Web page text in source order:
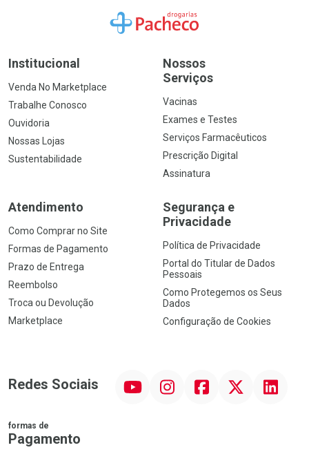
Ir para a Home
Institucional
Venda No Marketplace
Trabalhe Conosco
Ouvidoria
Nossas Lojas
Sustentabilidade
Nossos
Serviços
Vacinas
Exames e Testes
Serviços Farmacêuticos
Prescrição Digital
Assinatura
Atendimento
Como Comprar no Site
Formas de Pagamento
Prazo de Entrega
Reembolso
Troca ou Devolução
Marketplace
Segurança e
Privacidade
Política de Privacidade
Portal do Titular de Dados
Pessoais
Como Protegemos os Seus
Dados
Configuração de Cookies
Redes Sociais InstagramFacebook Linkedin
formas de
Pagamento